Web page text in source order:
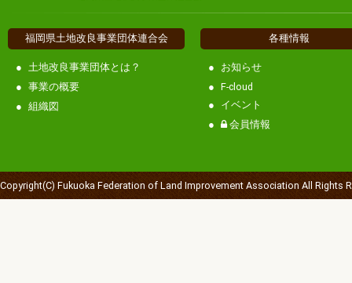
福岡県土地改良事業団体連合会
土地改良事業団体とは？
事業の概要
組織図
各種情報
お知らせ
F-cloud
イベント
会員情報
Copyright(C) Fukuoka Federation of Land Improvement Association All Rights